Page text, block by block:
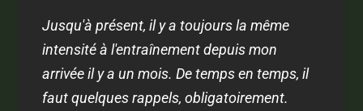
Jusqu'à présent, il y a toujours la même
intensité à l'entraînement depuis mon
arrivée il y a un mois. De temps en temps, il
faut quelques rappels, obligatoirement.